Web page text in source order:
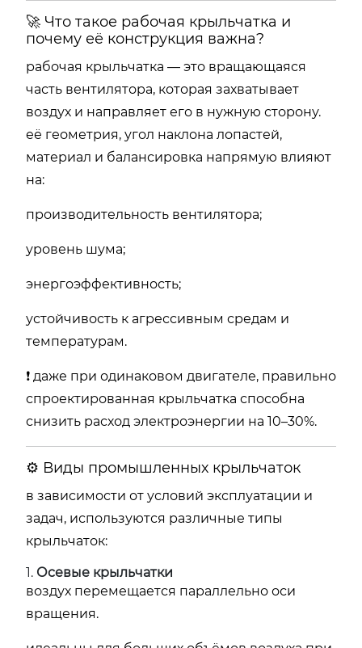
🚀 Что такое рабочая крыльчатка и
почему её конструкция важна?
рабочая крыльчатка — это вращающаяся
часть вентилятора, которая захватывает
воздух и направляет его в нужную сторону.
её геометрия, угол наклона лопастей,
материал и балансировка напрямую влияют
на:
производительность вентилятора;
уровень шума;
энергоэффективность;
устойчивость к агрессивным средам и
температурам.
❗ даже при одинаковом двигателе, правильно
спроектированная крыльчатка способна
снизить расход электроэнергии на 10–30%.
⚙️ Виды промышленных крыльчаток
в зависимости от условий эксплуатации и
задач, используются различные типы
крыльчаток:
1. Осевые крыльчатки
воздух перемещается параллельно оси
вращения.